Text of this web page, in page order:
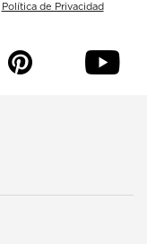
Política de Privacidad
p y